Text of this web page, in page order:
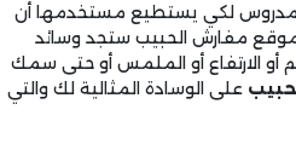
مدروس لكي يستطيع مستخدمها أن
مفارش الحبيب ستجد وسائد
الارتفاع أو الملمس أو حتى سمك
على الوسادة المثالية لك والتي